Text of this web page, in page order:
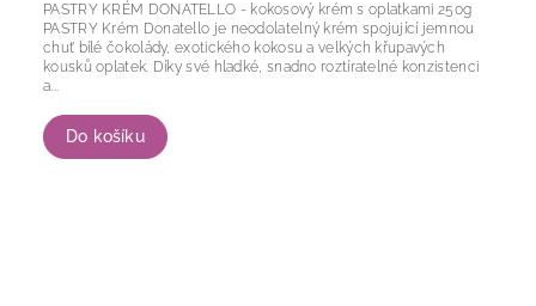
Do košíku
PASTRY KRÉM DONATELLO - kokosový krém s oplatkami 250g
PASTRY Krém Donatello je neodolatelný krém spojující jemnou
chuť bílé čokolády, exotického kokosu a velkých křupavých
kousků oplatek. Díky své hladké, snadno roztíratelné konzistenci
a...